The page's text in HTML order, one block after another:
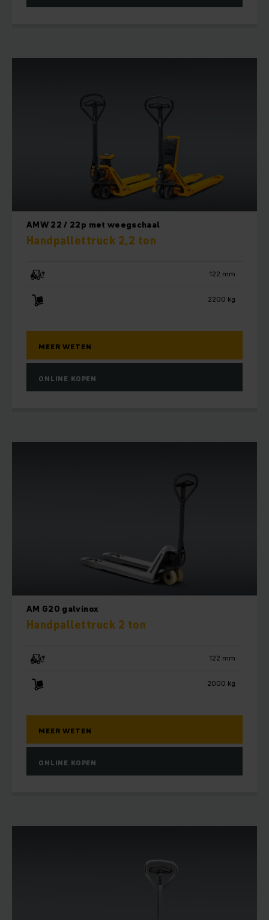
AMW 22 / 22p met weegschaal
Handpallettruck 2,2 ton
122 mm
2200 kg
MEER WETEN
ONLINE KOPEN
AM G20 galvinox
Handpallettruck 2 ton
122 mm
2000 kg
MEER WETEN
ONLINE KOPEN